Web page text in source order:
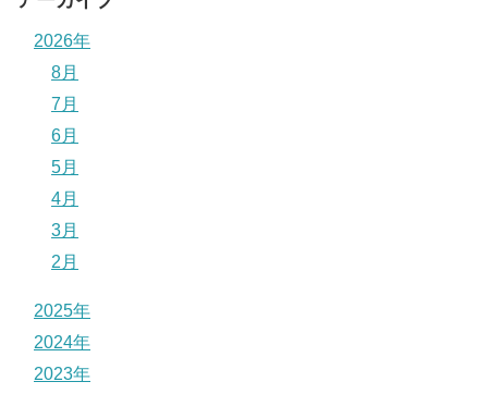
2026年
8月
7月
6月
5月
4月
3月
2月
2025年
2024年
2023年